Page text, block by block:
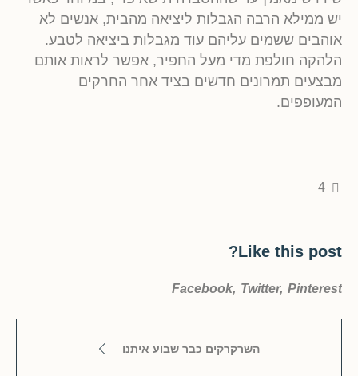
יש ממילא הרבה הגבלות ליציאה מהבית, אנשים לא
אוהבים ששמים עליהם עוד מגבלות ביציאה לטבע.
הלהקה חולפת מדי מעל החפיר, אפשר לראות אותם
מבצעים תמרונים חדשים בציד אחר החרקים
המעופפים.
4
Like this post?
Facebook Twitter Pinterest
השרקרקים כבר שבוע איתנו